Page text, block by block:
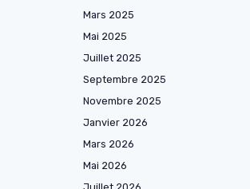
Mars 2025
Mai 2025
Juillet 2025
Septembre 2025
Novembre 2025
Janvier 2026
Mars 2026
Mai 2026